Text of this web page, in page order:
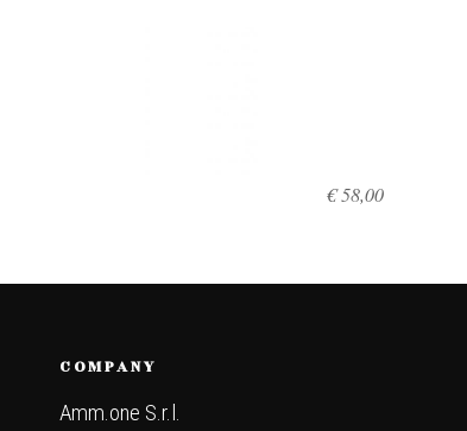
SCEGLI
€58,00
COMPANY
Amm.one S.r.l.